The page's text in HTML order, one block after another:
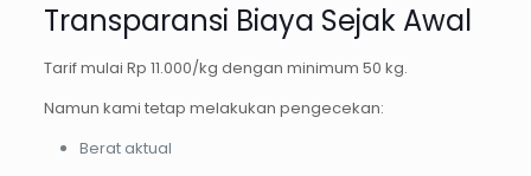
Transparansi Biaya Sejak Awal
Tarif mulai Rp 11.000/kg dengan minimum 50 kg.
Namun kami tetap melakukan pengecekan:
Berat aktual